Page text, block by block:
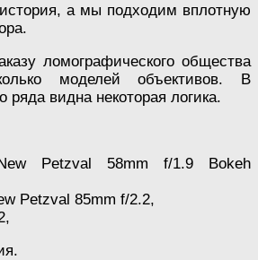
а мы подходим вплотную
ломографического общества
моделей объективов. В
ряда видна некоторая логика.
Petzval 58mm f/1.9 Bokeh
Petzval 85mm f/2.2,